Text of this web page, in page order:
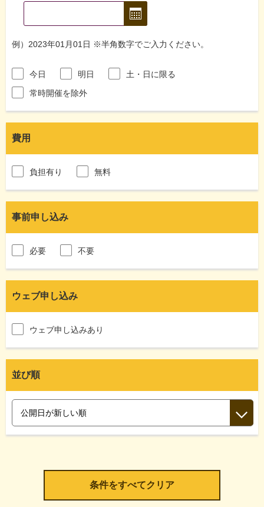
例）2023年01月01日 ※半角数字でご入力ください。
今日 明日
土・日に限る
常時開催を除外
費用
負担有り 無料
事前申し込み
必要 不要
ウェブ申し込み
ウェブ申し込みあり
並び順